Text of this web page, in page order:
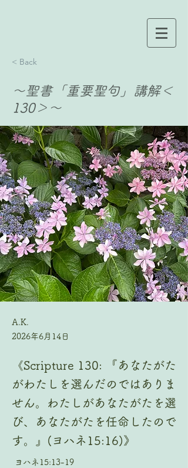
< Back
〜聖書「重要聖句」講解＜
130＞〜
A.K.
2026年6月14日
《Scripture 130: 『あなたがた
がわたしを選んだのではありま
せん。わたしがあなたがたを選
び、あなたがたを任命したので
す。』(ヨハネ15:16)》
ヨハネ15:13-19